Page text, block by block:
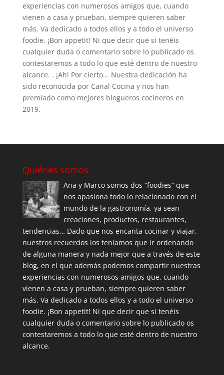
experiencias con numerosos amigos que, cuando
vienen a casa y prueban, siempre quieren saber
más. Va dedicado a todos ellos y a todo el universo
foodie. ¡Bon appetit! Ni que decir que si tenéis
cualquier duda o comentario sobre lo publicado os
contestaremos a todo lo que esté dentro de nuestro
alcance. . ¡Ah! Por cierto... Nuestra dedicación ha
sido reconocida por Canal Cocina y nos han
premiado como mejores blogueros cocineros en
2019.
Quiénes somos
Ana y Marco somos dos “foodies” que
nos apasiona todo lo relacionado con el
mundo de la gastronomía, ya sean
creaciones, productos, restaurantes,
tendencias… Dado que nos encanta cocinar y viajar,
nuestros recuerdos los teníamos que ir ordenando
de alguna manera y nada mejor que a través de este
blog, en el que además podemos compartir nuestras
experiencias con numerosos amigos que, cuando
vienen a casa y prueban, siempre quieren saber
más. Va dedicado a todos ellos y a todo el universo
foodie. ¡Bon appetit! Ni que decir que si tenéis
cualquier duda o comentario sobre lo publicado os
contestaremos a todo lo que esté dentro de nuestro
alcance.